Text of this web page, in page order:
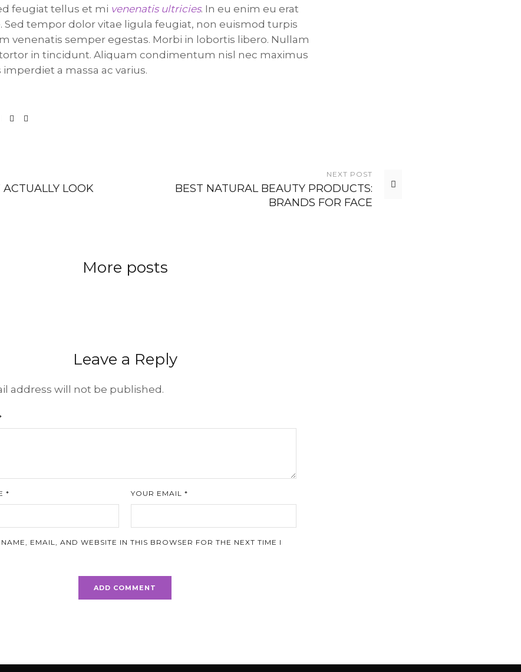
feugiat tellus et mi venenatis ultricies. In eu enim eu erat
Sed tempor dolor vitae ligula feugiat, non euismod turpis
venenatis semper egestas. Morbi in lobortis libero. Nullam
in tincidunt. Aliquam condimentum nisl nec maximus
a massa ac varius.
LOOK
NEXT POST
BEST NATURAL BEAUTY PRODUCTS:
BRANDS FOR FACE
More posts
Leave a Reply
address will not be published.
* YOUR EMAIL *
NAME, EMAIL, AND WEBSITE IN THIS BROWSER FOR THE NEXT TIME I